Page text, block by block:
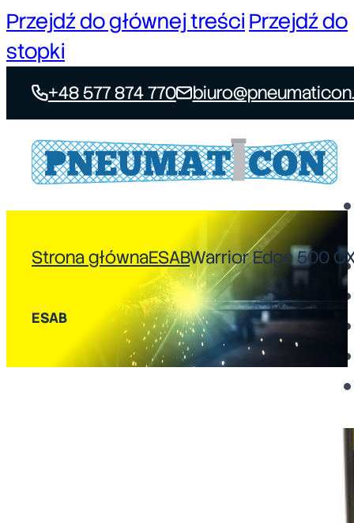
Przejdź do głównej treści Przejdź do
stopki
+48 577 874 770
Strona głównaESABWarrior Edge 500
ESAB